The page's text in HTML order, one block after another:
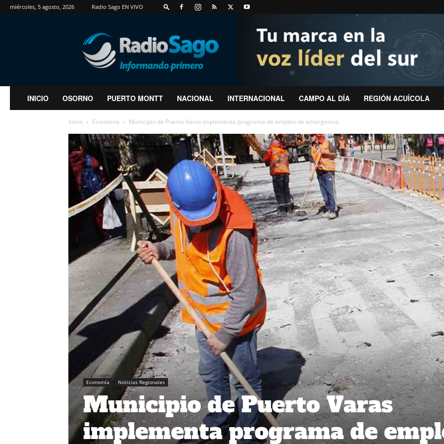
miércoles, 5 agosto, 2026 Radio Sago EN VIVO
RadioSago
INICIO OSORNO PUERTO MONTT NACIONAL INTERNACIONAL CAMPO AL DÍA REGIÓN ACUÍCOLA
Inicio Economía Municipio de Puerto Varas implementa programa de empleo de emergencia
Economía Noticias Regionales
Municipio de Puerto Varas
implementa programa de